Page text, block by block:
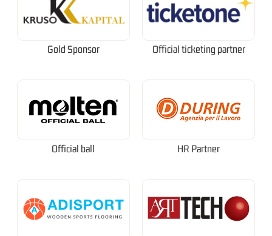
Gold Sponsor Official ticketing partner
Official ball HR Partner